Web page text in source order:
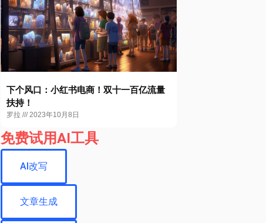
下个风口：小红书电商！双十一百亿流量
扶持！
罗拉 2023年10月8日
免费试用AI工具
AI改写
文章生成